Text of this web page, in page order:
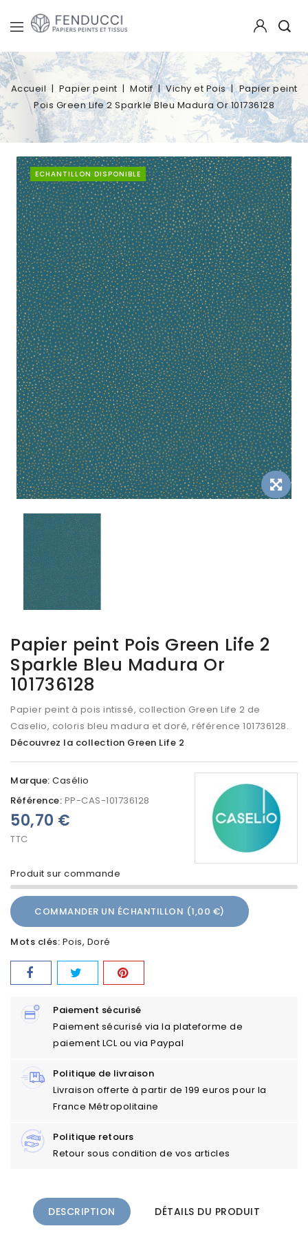
Accueil Papier peint Motif Vichy et Pois
Papier peint
Pois Green Life 2 Sparkle Bleu Madura Or 101736128
ECHANTILLON DISPONIBLE
Papier peint Pois Green Life 2
Sparkle Bleu Madura Or
101736128
Papier peint à pois intissé, collection Green Life 2 de
Caselio, coloris bleu madura et doré, référence 101736128.
Découvrez la collection Green Life 2
Marque: Casélio
Référence: PP-CAS-101736128
Produit sur commande
50,70 €
TTC
COMMANDER UN ÉCHANTILLON (1,00 €)
Mots clés: Pois Doré
Paiement sécurisé
Paiement sécurisé via la plateforme de
paiement LCL ou via Paypal
Politique de livraison
Livraison offerte à partir de 199 euros pour la
France Métropolitaine
Politique retours
Retour sous condition de vos articles
DESCRIPTION DÉTAILS DU PRODUIT